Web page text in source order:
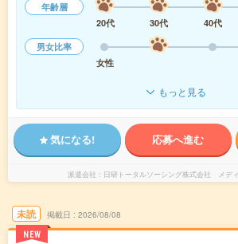
年齢層
20代
30代 40代
男女比率
女性
もっと見る
気になる! 応募へ進む
派遣会社 日研トータルソーシング株式会社 メデ
未読
NEW
掲載日 2026/08/08